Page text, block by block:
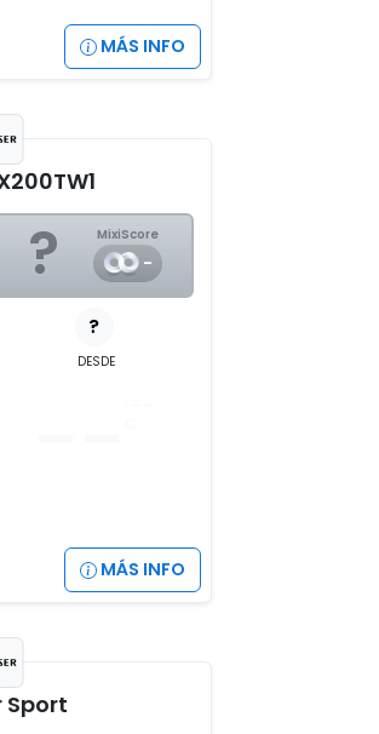
MÁS INFO
? MixiScore
-
?
DESDE
MÁS INFO
Sport